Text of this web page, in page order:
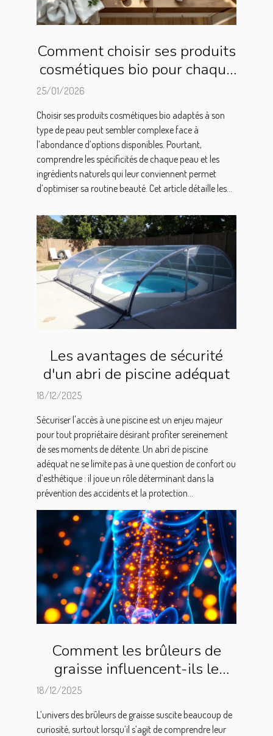
Comment choisir ses produits
cosmétiques bio pour chaque
25/01/2026
Choisir ses produits cosmétiques bio adaptés à son
type de peau peut sembler complexe face à
l’abondance d’options disponibles. Pourtant,
comprendre les spécificités de chaque peau et les
ingrédients naturels qui leur conviennent permet
d’optimiser sa routine beauté. Cet article détaille les...
Les avantages de sécurité
d'un abri de piscine adéquat
18/12/2025
Sécuriser l'accès à une piscine est un enjeu majeur
pour tout propriétaire désirant profiter sereinement
de ses moments de détente. Un abri de piscine
adéquat ne se limite pas à une question de confort ou
d’esthétique : il joue un rôle déterminant dans la
prévention des accidents et la protection...
Comment les brûleurs de
graisse influencent-ils le
18/12/2025
L’univers des brûleurs de graisse suscite beaucoup de
curiosité, surtout lorsqu’il s’agit de comprendre leur